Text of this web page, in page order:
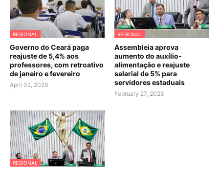
REGIONAL
Governo do Ceará paga
reajuste de 5,4% aos
professores, com retroativo
de janeiro e fevereiro
April 02, 2026
REGIONAL
Assembleia aprova
aumento do auxílio-
alimentação e reajuste
salarial de 5% para
servidores estaduais
February 27, 2026
REGIONAL